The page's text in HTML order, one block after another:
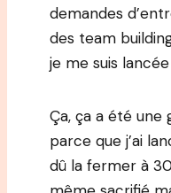
demandes
des team
je me suis
Ça, ça a été
parce que j’ai
dû la fermer à